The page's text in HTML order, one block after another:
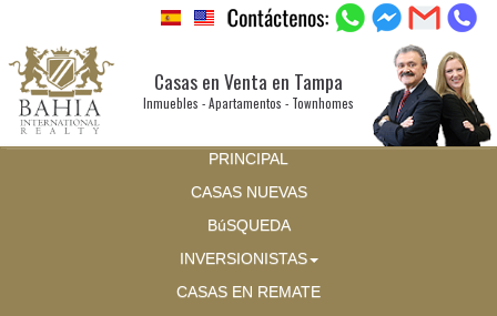
Casas en Venta en Tampa
Inmuebles - Apartamentos - Townhomes
PRINCIPAL
CASAS NUEVAS
BúSQUEDA
INVERSIONISTAS
CASAS EN REMATE